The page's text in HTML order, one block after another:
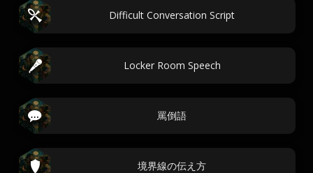
Difficult Conversation Script
Locker Room Speech
罵倒語
境界線の伝え方